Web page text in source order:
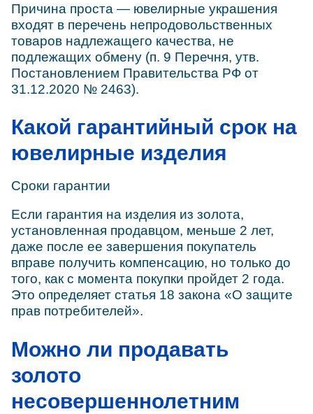
Причина проста — ювелирные украшения
входят в перечень непродовольственных
товаров надлежащего качества, не
подлежащих обмену (п. 9 Перечня, утв.
Постановлением Правительства РФ от
31.12.2020 № 2463).
Какой гарантийный срок на
ювелирные изделия
Сроки гарантии
Если гарантия на изделия из золота,
установленная продавцом, меньше 2 лет,
даже после ее завершения покупатель
вправе получить компенсацию, но только до
того, как с момента покупки пройдет 2 года.
Это определяет статья 18 закона «О защите
прав потребителей».
Можно ли продавать
золото
несовершеннолетним